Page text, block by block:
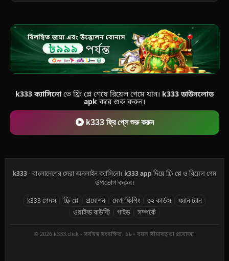
k333 ক্যাসিনোতে ফ্রি প্লে শেষে রিয়েল গেমে যান। k333 ডাউনলোড
apkকরে শুরু করুন।
k333 ফ্রি প্লে শুরু করুন
k333- বাংলাদেশের সেরা অনলাইন ক্যাসিনো। k333 app দিয়ে ফ্রি প্লে ও রিয়েল গেম
উপভোগ করুন।
k333 গেমস ফ্রি প্লে প্রমোশন মেগা ফিশিং ৩২ কার্ডস
ফ্যান ট্যান
ওয়াইল্ড বাউন্টি
গাইড সম্পর্কে
© 2026 k333.click - সর্বস্বত্ব সংরক্ষিত। ১৮+ বয়স সীমাবদ্ধতা প্রযোজ্য।